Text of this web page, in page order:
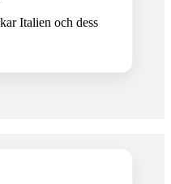
Italien och dess